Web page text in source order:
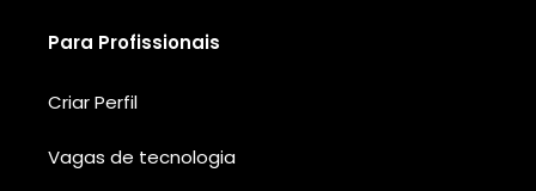
Para Profissionais
Criar Perfil
Vagas de tecnologia